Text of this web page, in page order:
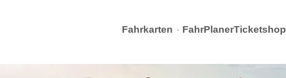
Fahrkarten FahrPlanerTicketshop